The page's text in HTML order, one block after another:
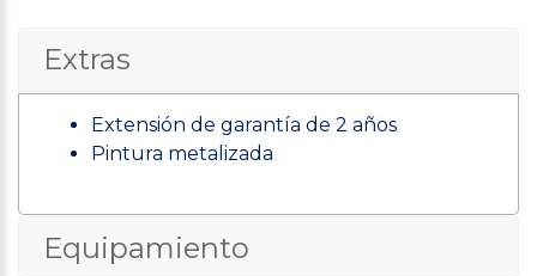
Extras
Extensión de garantía de 2 años
Pintura metalizada
Equipamiento